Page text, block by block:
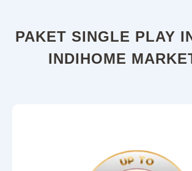
PAKET SINGLE PLAY
INDIHOME